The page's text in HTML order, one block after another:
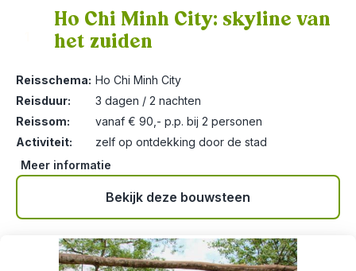
Ho Chi Minh City: skyline van
het zuiden
Reisschema: Ho Chi Minh City
Reisduur:
3 dagen / 2 nachten
Reissom:
vanaf € 90,- p.p. bij 2 personen
Activiteit:
zelf op ontdekking door de stad
Meer informatie
Bekijk deze bouwsteen